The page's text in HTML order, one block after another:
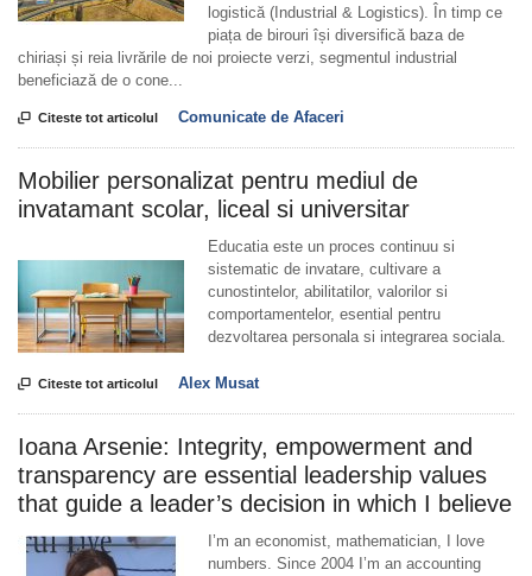
logistică (Industrial & Logistics). În timp ce
piața de birouri își diversifică baza de
chiriași și reia livrările de noi proiecte verzi, segmentul industrial
beneficiază de o cone...
 Citeste tot articolul Comunicate de Afaceri
Mobilier personalizat pentru mediul de
invatamant scolar, liceal si universitar
Educatia este un proces continuu si
sistematic de invatare, cultivare a
cunostintelor, abilitatilor, valorilor si
comportamentelor, esential pentru
dezvoltarea personala si integrarea sociala.
 Citeste tot articolul Alex Musat
Ioana Arsenie: Integrity, empowerment and
transparency are essential leadership values
that guide a leader’s decision in which I believe
I’m an economist, mathematician, I love
numbers. Since 2004 I’m an accounting